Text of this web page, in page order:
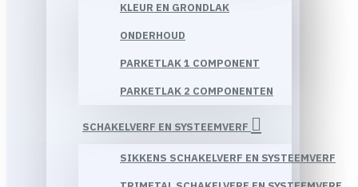
KLEUR EN GRONDLAK
ONDERHOUD
PARKETLAK 1 COMPONENT
PARKETLAK 2 COMPONENTEN
SCHAKELVERF EN SYSTEEMVERF
SIKKENS SCHAKELVERF EN SYSTEEMVERF